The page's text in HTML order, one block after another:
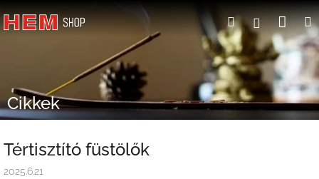
Keresés
Cikkek
Tértisztító füstölők
2025.6.21